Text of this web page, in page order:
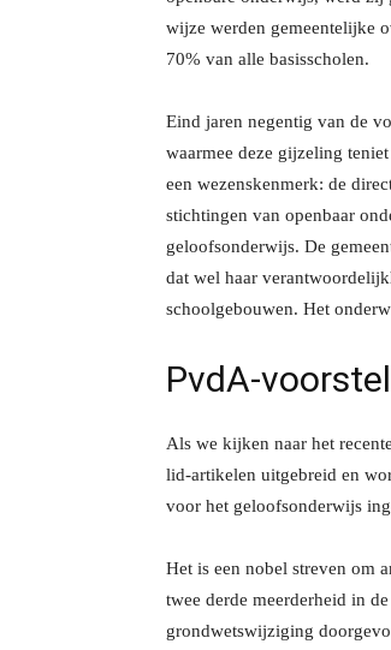
wijze werden gemeentelijke
70% van alle basisscholen.
Eind jaren negentig van de
waarmee deze gijzeling
een wezenskenmerk: de
stichtingen van openbaar
geloofsonderwijs. De
dat wel haar
schoolgebouwen. Het
PvdA-
Als we kijken naar het
lid-artikelen uitgebreid en
voor het geloofsonderwijs
Het is een nobel streven om
twee derde meerderheid in
grondwetswijziging